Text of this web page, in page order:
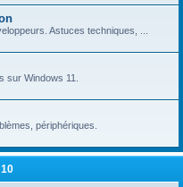
Astuces techniques, ...
Windows 11.
périphériques.